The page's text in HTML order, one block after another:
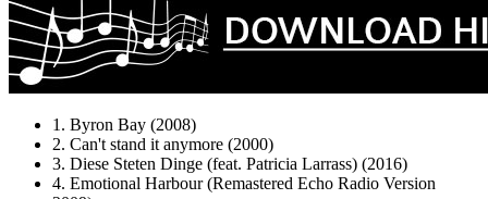
1. Byron Bay (2008)
2. Can't stand it anymore (2000)
3. Diese Steten Dinge (feat. Patricia Larrass) (2016)
4. Emotional Harbour (Remastered Echo Radio Version